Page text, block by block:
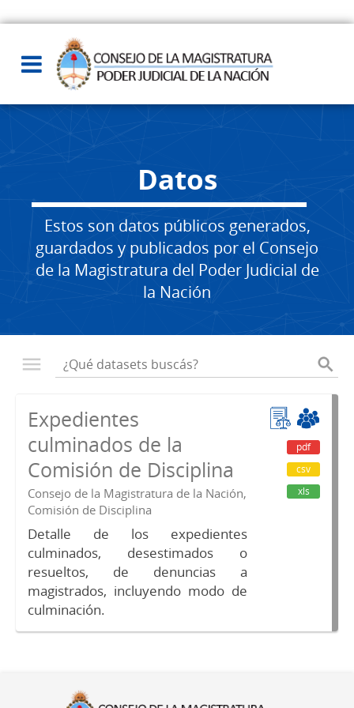
Datos
Estos son datos públicos generados,
guardados y publicados por el Consejo
de la Magistratura del Poder Judicial de
la Nación
Expedientes
culminados de la
Comisión de Disciplina
Consejo de la Magistratura de la Nación,
Comisión de Disciplina
Detalle de los expedientes
culminados, desestimados o
resueltos, de denuncias a
magistrados, incluyendo modo de
culminación.
pdf
csv
xls